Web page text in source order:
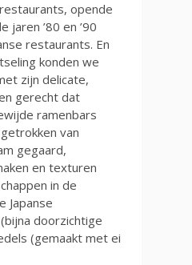
opende
jaren ’80 en ’90
restaurants. En
konden we
zijn delicate,
gerecht dat
ramenbars
van
gegaard,
en texturen
in de
Japanse
doorzichtige
(gemaakt met ei